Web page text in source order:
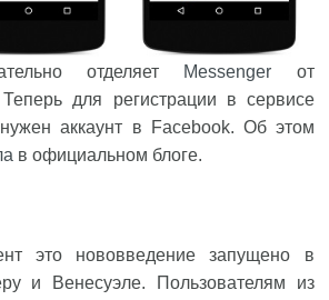
отделяет Messenger от
для регистрации в сервисе
аккаунт в Facebook. Об этом
в официальном блоге.
это нововведение запущено в
и Венесуэле. Пользователям из